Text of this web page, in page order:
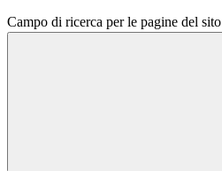
Campo di ricerca per le pagine del sito